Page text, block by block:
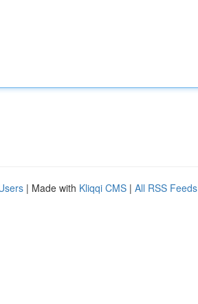
| Made with Kliqqi CMS | All RSS Feeds